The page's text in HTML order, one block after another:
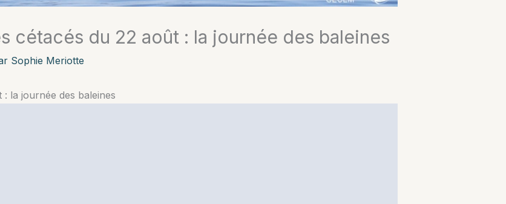
cétacés du 22 août : la journée des baleines
Sophie Meriotte
: la journée des baleines